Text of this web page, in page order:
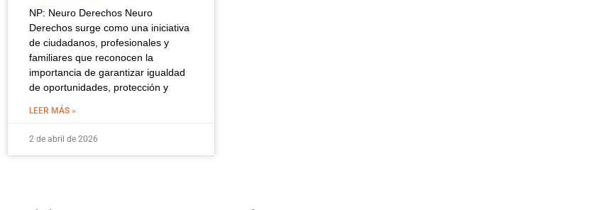
NP: Neuro Derechos Neuro
Derechos surge como una iniciativa
de ciudadanos, profesionales y
familiares que reconocen la
importancia de garantizar igualdad
de oportunidades, protección y
LEER MÁS »
2 de abril de 2026